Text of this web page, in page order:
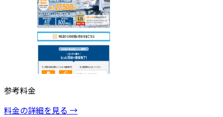
参考料金
料金の詳細を見る →